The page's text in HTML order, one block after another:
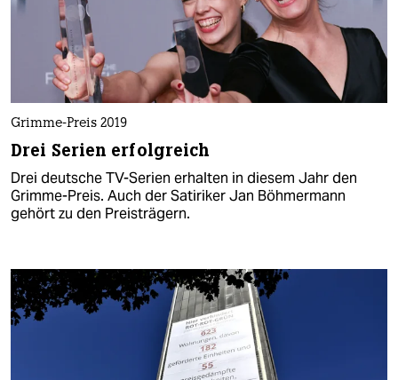
Grimme-Preis 2019
Drei Serien erfolgreich
Drei deutsche TV-Serien erhalten in diesem Jahr den
Grimme-Preis. Auch der Satiriker Jan Böhmermann
gehört zu den Preisträgern.